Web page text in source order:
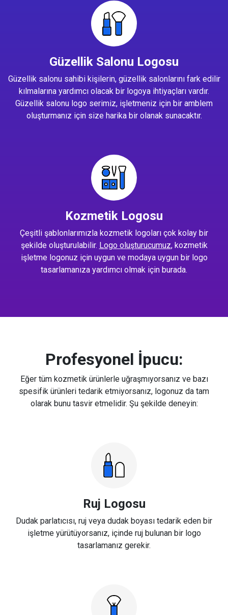
Güzellik Salonu Logosu
Güzellik salonu sahibi kişilerin, güzellik salonlarını fark edilir
kılmalarına yardımcı olacak bir logoya ihtiyaçları vardır.
Güzellik salonu logo serimiz, işletmeniz için bir amblem
oluşturmanız için size harika bir olanak sunacaktır.
Kozmetik Logosu
Çeşitli şablonlarımızla kozmetik logoları çok kolay bir
şekilde oluşturulabilir. Logo oluşturucumuz, kozmetik
işletme logonuz için uygun ve modaya uygun bir logo
tasarlamanıza yardımcı olmak için burada.
Profesyonel İpucu:
Eğer tüm kozmetik ürünlerle uğraşmıyorsanız ve bazı
spesifik ürünleri tedarik etmiyorsanız, logonuz da tam
olarak bunu tasvir etmelidir. Şu şekilde deneyin:
Ruj Logosu
Dudak parlatıcısı, ruj veya dudak boyası tedarik eden bir
işletme yürütüyorsanız, içinde ruj bulunan bir logo
tasarlamanız gerekir.